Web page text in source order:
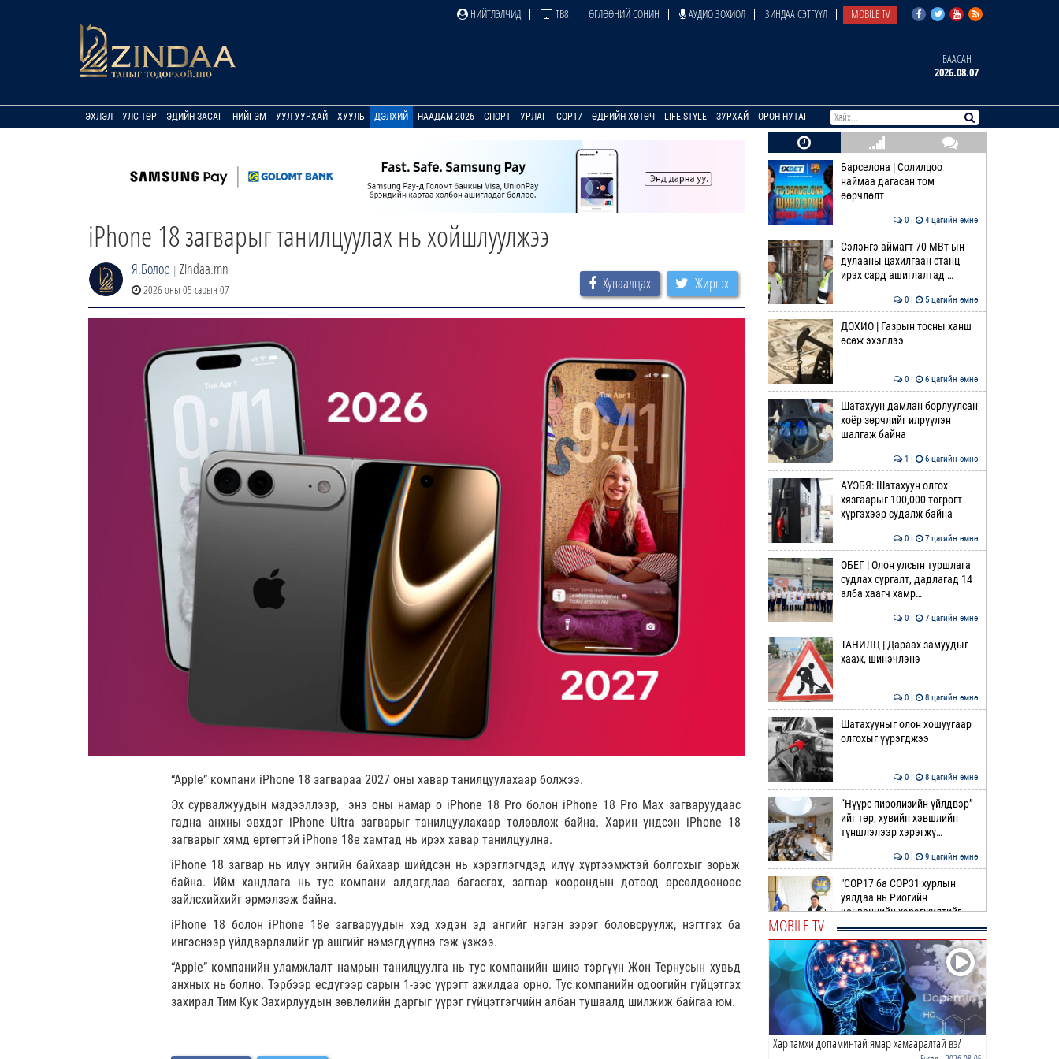
НИЙТЛЭЛЧИД ТВ8 ӨГЛӨӨНИЙ СОНИН АУДИО ЗОХИОЛ ЗИНДАА СЭТГҮҮЛ MOBILE TV
БААСАН
2026.08.07
ЭХЛЭЛ УЛС ТӨР ЭДИЙН ЗАСАГ НИЙГЭМ УУЛ УУРХАЙ ХУУЛЬ ДЭЛХИЙ НААДАМ-2026 СПОРТ УРЛАГ COP17 ӨДРИЙН ХӨТӨЧ LIFE STYLE ЗУРХАЙ ОРОН НУТАГ
iPhone 18 загварыг танилцуулах нь хойшлуулжээ
Я.Болор | Zindaa.mn
2026 оны 05 сарын 07 Хуваалцах Жиргэх
“Apple” компани iPhone 18 загвараа 2027 оны хавар танилцуулахаар болжээ.
Эх сурвалжуудын мэдээллээр, энэ оны намар о iPhone 18 Pro болон iPhone 18 Pro Max загваруудаас
гадна анхны эвхдэг iPhone Ultra загварыг танилцуулахаар төлөвлөж байна. Харин үндсэн iPhone 18
загварыг хямд өртөгтэй iPhone 18e хамтад нь ирэх хавар танилцуулна.
iPhone 18 загвар нь илүү энгийн байхаар шийдсэн нь хэрэглэгчдэд илүү хүртээмжтэй болгохыг зорьж
байна. Ийм хандлага нь тус компани алдагдлаа багасгах, загвар хоорондын дотоод өрсөлдөөнөөс
зайлсхийхийг эрмэлзэж байна.
iPhone 18 болон iPhone 18e загваруудын хэд хэдэн эд ангийг нэгэн зэрэг боловсруулж, нэгтгэх ба
ингэснээр үйлдвэрлэлийг үр ашгийг нэмэгдүүлнэ гэж үзжээ.
“Apple” компанийн уламжлалт намрын танилцуулга нь тус компанийн шинэ тэргүүн Жон Тернусын хувьд
анхных нь болно. Тэрбээр есдүгээр сарын 1-ээс үүрэгт ажилдаа орно. Тус компанийн одоогийн гүйцэтгэх
захирал Тим Кук Захирлуудын зөвлөлийн даргыг үүрэг гүйцэтгэгчийн албан тушаалд шилжиж байгаа юм.
Барселона | Солилцоо
наймаа дагасан том
өөрчлөлт
0 | 4 цагийн өмнө
Сэлэнгэ аймагт 70 МВт-ын
дулааны цахилгаан станц
ирэх сард ашиглалтад …
0 | 5 цагийн өмнө
ДОХИО | Газрын тосны ханш
өсөж эхэллээ
0 | 6 цагийн өмнө
Шатахуун дамлан борлуулсан
хоёр зөрчлийг илрүүлэн
шалгаж байна
1 | 6 цагийн өмнө
АҮЭБЯ: Шатахуун олгох
хязгаарыг 100,000 төгрөгт
хүргэхээр судалж байна
0 | 7 цагийн өмнө
ОБЕГ | Олон улсын туршлага
судлах сургалт, дадлагад 14
алба хаагч хамр…
0 | 7 цагийн өмнө
ТАНИЛЦ | Дараах замуудыг
хааж, шинэчлэнэ
0 | 8 цагийн өмнө
Шатахууныг олон хошуугаар
олгохыг үүрэгджээ
0 | 8 цагийн өмнө
“Нүүрс пиролизийн үйлдвэр”-
ийг төр, хувийн хэвшлийн
түншлэлээр хэрэгжү…
0 | 9 цагийн өмнө
"COP17 ба COP31 хурлын
уялдаа нь Риогийн
конвенцийн хэрэгжилтийг
ахиул…
Монгол төрийн парадокс нь
шатахуун
0 | 9 цагийн өмнө
Б.Пүрэвдагва: Найман
MOBILE TV
Хар тамхи допаминтай ямар хамааралтай вэ?